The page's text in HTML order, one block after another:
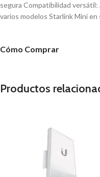
segura Compatibilidad
varios modelos Starlink Mini
Cómo Comprar
Productos